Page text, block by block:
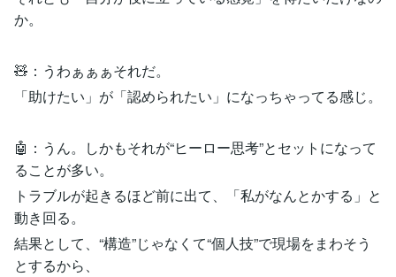
か。
🧸：うわぁぁぁそれだ。
「助けたい」が「認められたい」になっちゃってる感じ。
🤖：うん。しかもそれが“ヒーロー思考”とセットになって
ることが多い。
トラブルが起きるほど前に出て、「私がなんとかする」と
動き回る。
結果として、“構造”じゃなくて“個人技”で現場をまわそう
とするから、